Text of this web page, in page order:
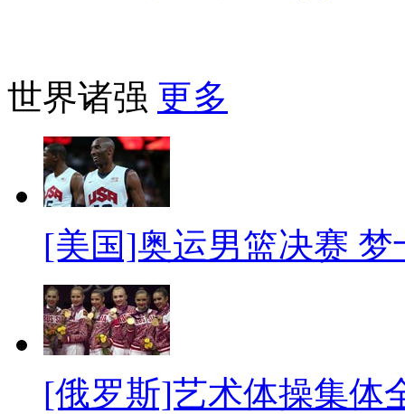
世界诸强 更多
[美国]奥运男篮决赛
[俄罗斯]艺术体操集体